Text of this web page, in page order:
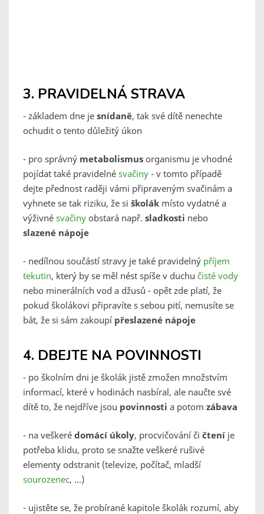
3. PRAVIDELNÁ STRAVA
- základem dne je snídaně, tak své dítě nenechte
ochudit o tento důležitý úkon
- pro správný metabolismus organismu je vhodné
pojídat také pravidelné svačiny - v tomto případě
dejte přednost raději vámi připraveným svačinám a
vyhnete se tak riziku, že si školák místo vydatné a
výživné svačiny obstará např. sladkosti nebo
slazené nápoje
- nedílnou součástí stravy je také pravidelný příjem
tekutin, který by se měl nést spíše v duchu čisté vody
nebo minerálních vod a džusů - opět zde platí, že
pokud školákovi připravíte s sebou pití, nemusíte se
bát, že si sám zakoupí přeslazené nápoje
4. DBEJTE NA POVINNOSTI
- po školním dni je školák jistě zmožen množstvím
informací, které v hodinách nasbíral, ale naučte své
dítě to, že nejdříve jsou povinnosti a potom zábava
- na veškeré domácí úkoly, procvičování či čtení je
potřeba klidu, proto se snažte veškeré rušivé
elementy odstranit (televize, počítač, mladší
sourozenec, ...)
- ujistěte se, že probírané kapitole školák rozumí, aby